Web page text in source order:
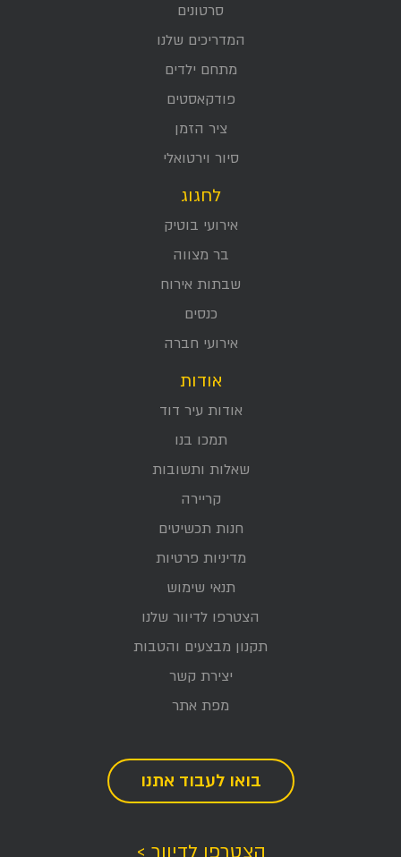
סרטונים
המדריכים שלנו
מתחם ילדים
פודקאסטים
ציר הזמן
סיור וירטואלי
לחגוג
אירועי בוטיק
בר מצווה
שבתות אירוח
כנסים
אירועי חברה
אודות
אודות עיר דוד
תמכו בנו
שאלות ותשובות
קריירה
חנות תכשיטים
מדיניות פרטיות
תנאי שימוש
הצטרפו לדיוור שלנו
תקנון מבצעים והטבות
יצירת קשר
מפת אתר
בואו לעבוד אתנו